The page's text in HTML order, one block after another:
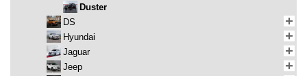
Duster
DS
Hyundai
Jaguar
Jeep